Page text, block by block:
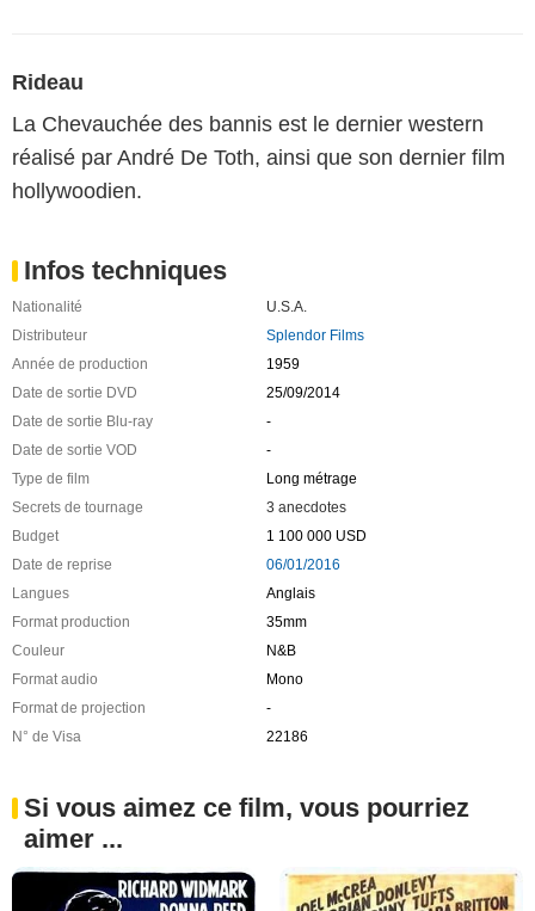
Rideau
La Chevauchée des bannis est le dernier western
réalisé par André De Toth, ainsi que son dernier film
hollywoodien.
Infos techniques
Nationalité
U.S.A.
Distributeur
Splendor Films
Année de production
1959
Date de sortie DVD
25/09/2014
Date de sortie Blu-ray
-
Date de sortie VOD
-
Type de film
Long métrage
Secrets de tournage
3 anecdotes
Budget
1 100 000 USD
Date de reprise
06/01/2016
Langues
Anglais
Format production
35mm
Couleur
N&B
Format audio
Mono
Format de projection
-
N° de Visa
22186
Si vous aimez ce film, vous pourriez
aimer ...